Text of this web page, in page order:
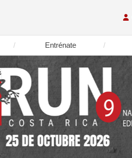
Entrénate